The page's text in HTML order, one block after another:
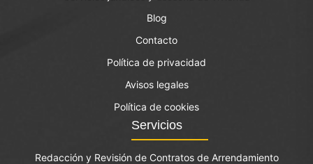
Blog
Contacto
Política de privacidad
Avisos legales
Política de cookies
Servicios
Redacción y Revisión de Contratos de Arrendamiento